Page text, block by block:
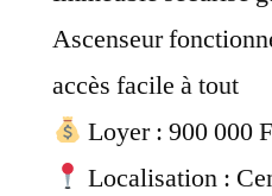
Ascenseur
accès facile à tout
Loyer : 900 000
Localisation :